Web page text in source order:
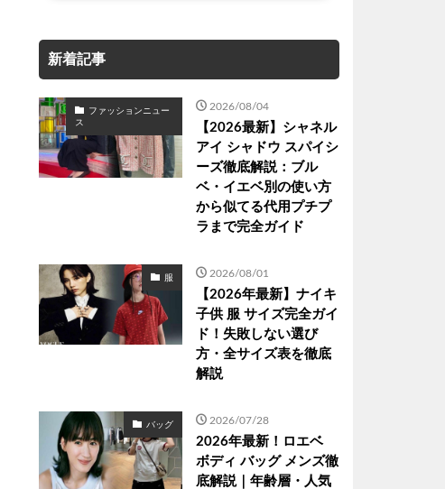
新着記事
ファッションニュー
ス
2026/08/04
【2026最新】シャネル
アイ シャドウ スパイシ
ーズ徹底解説：ブル
ベ・イエベ別の使い方
から似てる代用プチプ
ラまで完全ガイド
服 2026/08/01
【2026年最新】ナイキ
子供 服 サイズ完全ガイ
ド！失敗しない選び
方・全サイズ表を徹底
解説
バッグ 2026/07/28
2026年最新！ロエベ
ボディ バッグ メンズ徹
底解説｜年齢層・人気